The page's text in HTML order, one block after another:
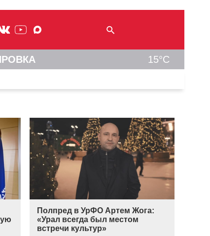
15°C
Полпред в УрФО Артем Жога:
«Урал всегда был местом
встречи культур»